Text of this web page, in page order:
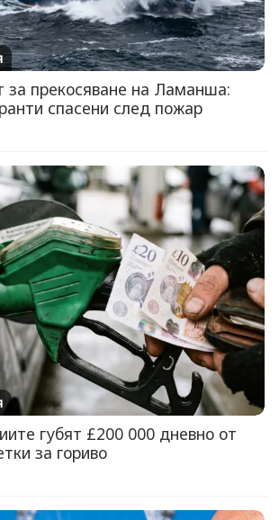
за прекосяване на Ламанша:
спасени след пожар
губят £200 000 дневно от
за гориво